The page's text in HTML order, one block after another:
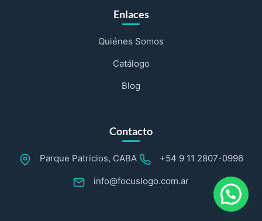
Enlaces
Quiénes Somos
Catálogo
Blog
Contacto
Parque Patricios, CABA +54 9 11 2807-0996
info@focuslogo.com.ar